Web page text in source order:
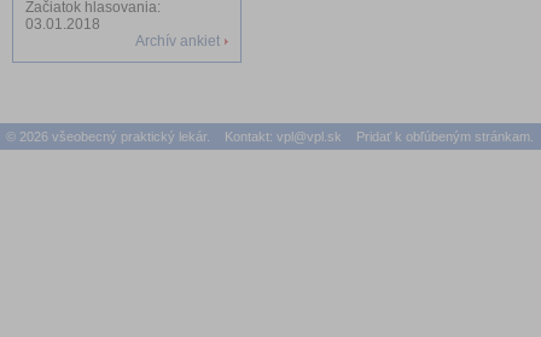
Začiatok hlasovania:
03.01.2018
Archív ankiet
© 2026 všeobecný praktický lekár. Kontakt: vpl@vpl.sk Pridať k obľúbeným stránkam.